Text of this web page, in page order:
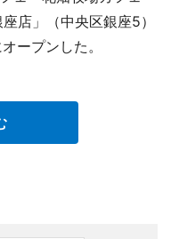
店」（中央区銀座5）
ープンした。